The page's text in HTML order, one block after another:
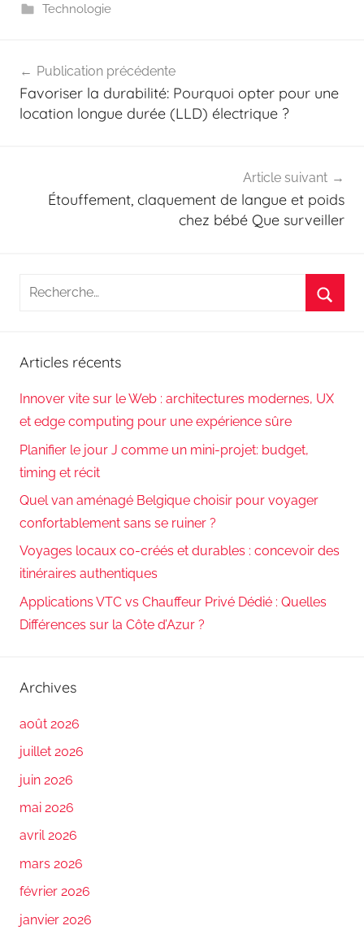
Technologie
de
l’article
Publication précédente
Favoriser la durabilité: Pourquoi opter pour une
location longue durée (LLD) électrique ?
Article suivant
Étouffement, claquement de langue et poids
chez bébé Que surveiller
Recherche
Articles récents
Innover vite sur le Web : architectures modernes, UX
et edge computing pour une expérience sûre
Planifier le jour J comme un mini-projet: budget,
timing et récit
Quel van aménagé Belgique choisir pour voyager
confortablement sans se ruiner ?
Voyages locaux co-créés et durables : concevoir des
itinéraires authentiques
Applications VTC vs Chauffeur Privé Dédié : Quelles
Différences sur la Côte d’Azur ?
Archives
août 2026
juillet 2026
juin 2026
mai 2026
avril 2026
mars 2026
février 2026
janvier 2026